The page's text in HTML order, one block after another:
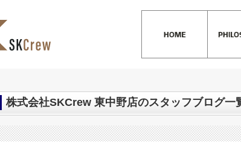
中野区の不動産｜SKCrew(エスケークルー) > 株式会社SKCrew 東
株式会社SKCrew 東中野店のスタッフブログ一